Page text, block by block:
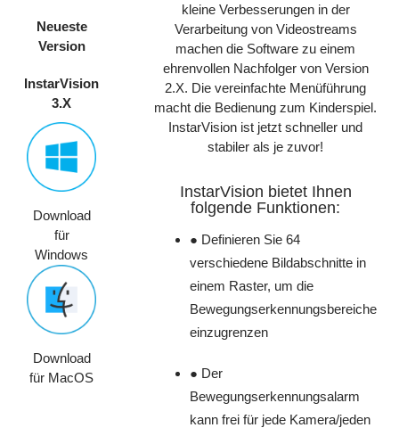
Neueste
Version
InstarVision
3.X
Download
für
Windows
Download
für MacOS
kleine Verbesserungen in der
Verarbeitung von Videostreams
machen die Software zu einem
ehrenvollen Nachfolger von Version
2.X. Die vereinfachte Menüführung
macht die Bedienung zum Kinderspiel.
InstarVision ist jetzt schneller und
stabiler als je zuvor!
InstarVision bietet Ihnen
folgende Funktionen:
● Definieren Sie 64
verschiedene Bildabschnitte in
einem Raster, um die
Bewegungserkennungsbereiche
einzugrenzen
● Der
Bewegungserkennungsalarm
kann frei für jede Kamera/jeden